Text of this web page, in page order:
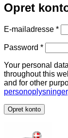
Opret
E-mailadresse *
Password *
Your personal
throughout this
and for other
personoplysninger
Opret konto